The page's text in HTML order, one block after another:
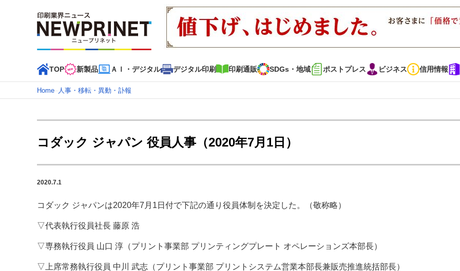
TOP 新製品 ＡＩ・デジタル デジタル印刷 印刷通販 SDGs・地域 ポストプレス ビジネス 信用情報
インデックス
TOP 新着記事 特集記事 動画コンテンツ インタビュー コレクション
カテゴリー一覧
新商品 新製品 ＡＩ・デジタル デジタル印刷 印刷通販 SDGs・地域 ポストプレス ビジネス イベント 信用情報
特集記事カテゴリー一覧
2022 見える化・MIS特集 特集・デジタル印刷 アイデアで勝負！ ～多様なビジネス・多彩な商材～
特集・デジタル印刷 ～ 新成長軌道を描く
案内
発刊案内 JFPI印刷用語集 印刷機材年鑑
Home– 人事・移転・異動・訃報
コダック ジャパン 役員人事（2020年7月1日）
2020.7.1
コダック ジャパンは2020年7月1日付で下記の通り役員体制を決定した。（敬称略）
▽代表執行役員社長 藤原 浩
▽専務執行役員 山口 淳（プリント事業部 プリンティングプレート オペレーションズ本部長）
▽上席常務執行役員 中川 武志（プリント事業部 プリントシステム営業本部長兼販売推進統括部長）